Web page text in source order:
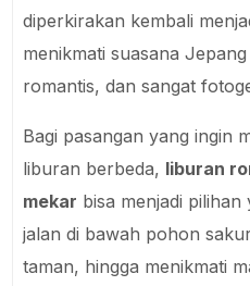
diperkirakan kembali
menikmati suasana
romantis, dan sangat
Bagi pasangan yang ingin
liburan berbeda, liburan
mekar bisa menjadi
jalan di bawah pohon
taman, hingga menikmati